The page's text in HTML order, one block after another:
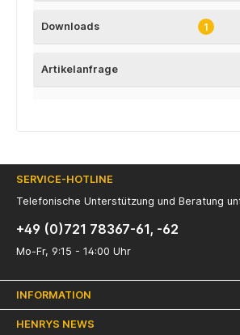
Downloads 1
Artikelanfrage
SERVICE-HOTLINE
Telefonische Unterstützung und Beratung
+49 (0)721 78367-61, -62
Mo-Fr, 9:15 - 14:00 Uhr
INFORMATION
HENRYS NEWS